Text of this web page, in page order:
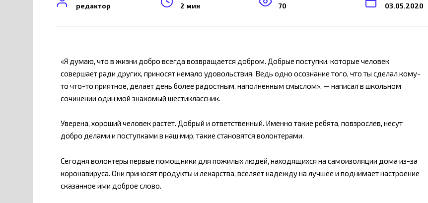
редактор 2 мин 70 03.05.2020
«Я думаю, что в жизни добро всегда возвращается добром. Добрые поступки, которые человек
совершает ради других, приносят немало удовольствия. Ведь одно осознание того, что ты сделал кому-
то что-то приятное, делает день более радостным, наполненным смыслом», — написал в школьном
сочинении один мой знакомый шестиклассник.
Уверена, хороший человек растет. Добрый и ответственный. Именно такие ребята, повзрослев, несут
добро делами и поступками в наш мир, такие становятся волонтерами.
Сегодня волонтеры первые помощники для пожилых людей, находящихся на самоизоляции дома из-за
коронавируса. Они приносят продукты и лекарства, вселяет надежду на лучшее и поднимает настроение
сказанное ими доброе слово.